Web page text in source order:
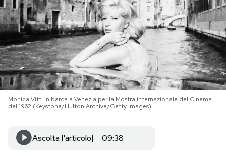
PODCAST
NEWSLETTER
I MIEI PREFERITI
SHOP
CALENDARIO
Monica Vitti in barca a Venezia per la Mostra internazionale del Cinema
del 1962 (Keystone/Hulton Archive/Getty Images)
Ascolta l'articolo 09:38